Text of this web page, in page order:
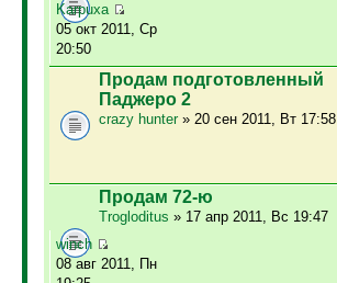
Karpuxa
05 окт 2011, Ср
20:50
Продам подготовленный
Паджеро 2
crazy hunter» 20 сен 2011, Вт 17:58
Продам 72-ю
Trogloditus » 17 апр 2011, Вс 19:47
winch
08 авг 2011, Пн